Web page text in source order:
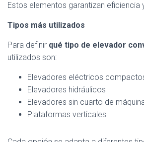
Estos elementos garantizan eficiencia
Tipos más utilizados
Para definir qué tipo de elevador
utilizados son:
Elevadores eléctricos
Elevadores hidráulicos
Elevadores sin cuarto de
Plataformas verticales